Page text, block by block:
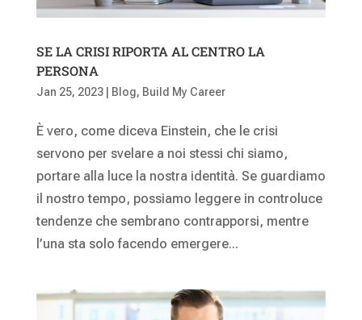
SE LA CRISI RIPORTA AL CENTRO LA
PERSONA
Jan 25, 2023| Blog, Build My Career
È vero, come diceva Einstein, che le crisi
servono per svelare a noi stessi chi siamo,
portare alla luce la nostra identità. Se guardiamo
il nostro tempo, possiamo leggere in controluce
tendenze che sembrano contrapporsi, mentre
l’una sta solo facendo emergere...